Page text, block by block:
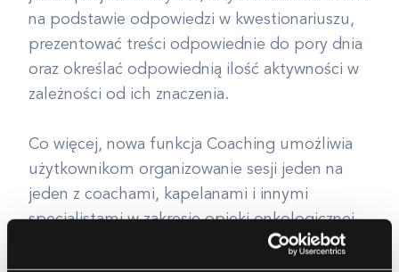
na podstawie odpowiedzi w kwestionariuszu,
prezentować treści odpowiednie do pory dnia
oraz określać odpowiednią ilość aktywności w
zależności od ich znaczenia.
Co więcej, nowa funkcja Coaching umożliwia
użytkownikom organizowanie sesji jeden na
jeden z coachami, kapelanami i innymi
specjalistami w zakresie opieki onkologicznej.